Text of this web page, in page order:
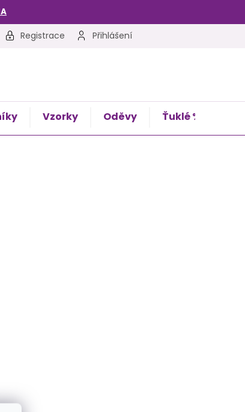
Registrace Přihlášení
Vzorky Oděvy Ťuklé %